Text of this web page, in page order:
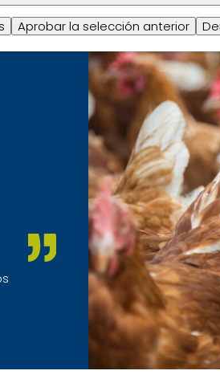
Aprobar la selección anterior